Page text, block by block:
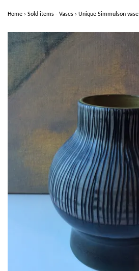
Home › Sold items - Vases › Unique Simmulson vase